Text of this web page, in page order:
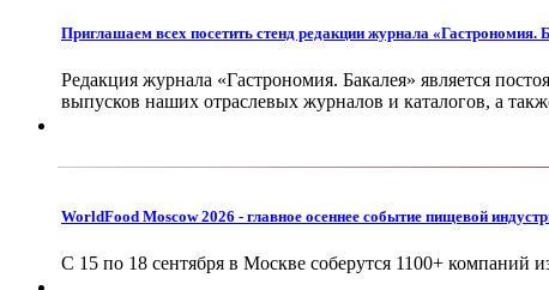
Приглашаем всех посетить стенд редакции журнала
Редакция журнала «Гастрономия. Бакалея» является
выпусков наших отраслевых журналов и каталогов, а
WorldFood Moscow 2026 - главное осеннее событие пищевой
С 15 по 18 сентября в Москве соберутся 1100+ компаний